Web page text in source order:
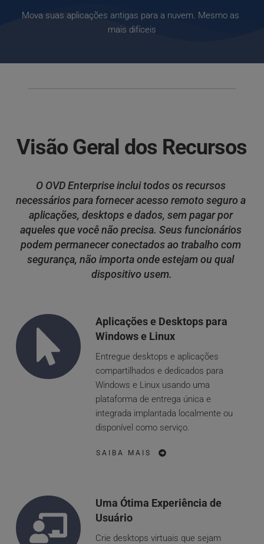
Mova suas aplicações antigas para a nuvem. Mesmo as
mais difíceis
Visão Geral dos Recursos
O OVD Enterprise inclui todos os recursos
necessários para fornecer acesso remoto seguro a
aplicações, desktops e dados, sem pagar por
aqueles que você não precisa. Seus funcionários
podem permanecer conectados ao trabalho com
segurança, não importa onde estejam ou qual
dispositivo usem.
Aplicações e Desktops para
Windows e Linux
Entregue desktops e aplicações
compartilhados e dedicados para
Windows e Linux usando uma
plataforma de entrega única e
integrada implantada localmente ou
disponível como serviço.
SAIBA MAIS
Uma Ótima Experiência de
Usuário
Crie desktops virtuais que sejam